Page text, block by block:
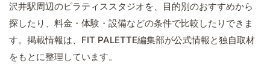
沢井駅周辺のピラティススタジオを、目的別のおすすめから
探したり、料金・体験・設備などの条件で比較したりできま
す。掲載情報は、FIT PALETTE編集部が公式情報と独自取材
をもとに整理しています。